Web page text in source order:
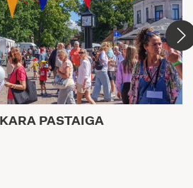
PASTAIGA